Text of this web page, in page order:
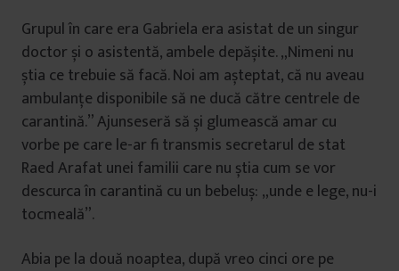
Grupul în care era Gabriela era asistat de un singur
doctor și o asistentă, ambele depășite. „Nimeni nu
știa ce trebuie să facă. Noi am așteptat, că nu aveau
ambulanțe disponibile să ne ducă către centrele de
carantină.” Ajunseseră să și glumească amar cu
vorbe pe care le-ar fi transmis secretarul de stat
Raed Arafat unei familii care nu știa cum se vor
descurca în carantină cu un bebeluș: „unde e lege, nu-i
tocmeală”.
Abia pe la două noaptea, după vreo cinci ore pe